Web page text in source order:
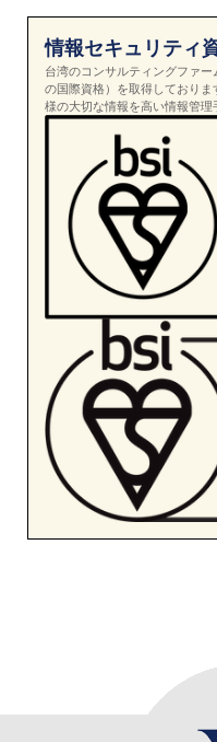
情報セキュリティ
台湾のコンサルティングファ
の国際資格）を取得しており
様の大切な情報を高い情報管理